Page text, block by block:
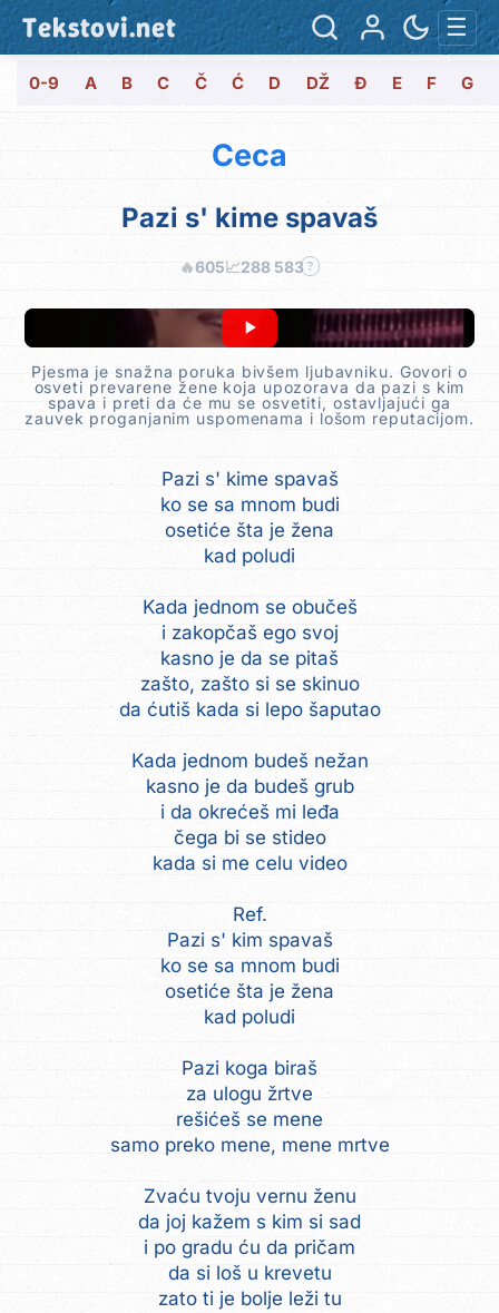
Tekstovi.net ☰
0-9 A B C Č Ć D DŽ Đ E F G
Ceca
Pazi s' kime spavaš
🔥605📈288 583 ?
Pjesma je snažna poruka bivšem ljubavniku. Govori o
osveti prevarene žene koja upozorava da pazi s kim
spava i preti da će mu se osvetiti, ostavljajući ga
zauvek proganjanim uspomenama i lošom reputacijom.
Pazi s' kime spavaš
ko se sa mnom budi
osetiće šta je žena
kad poludi
Kada jednom se obučeš
i zakopčaš ego svoj
kasno je da se pitaš
zašto, zašto si se skinuo
da ćutiš kada si lepo šaputao
Kada jednom budeš nežan
kasno je da budeš grub
i da okrećeš mi leđa
čega bi se stideo
kada si me celu video
Ref.
Pazi s' kim spavaš
ko se sa mnom budi
osetiće šta je žena
kad poludi
Pazi koga biraš
za ulogu žrtve
rešićeš se mene
samo preko mene, mene mrtve
Zvaću tvoju vernu ženu
da joj kažem s kim si sad
i po gradu ću da pričam
da si loš u krevetu
zato ti je bolje leži tu